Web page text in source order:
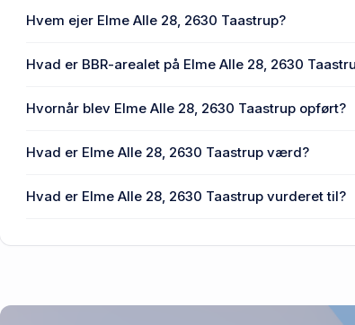
Hvem ejer Elme Alle 28, 2630 Taastrup?
Hvad er BBR-arealet på Elme Alle 28, 2630
Hvornår blev Elme Alle 28, 2630 Taastrup opført?
Hvad er Elme Alle 28, 2630 Taastrup værd?
Hvad er Elme Alle 28, 2630 Taastrup vurderet til?